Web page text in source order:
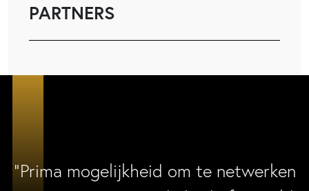
PARTNERS
“Prima mogelijkheid om te netwerken